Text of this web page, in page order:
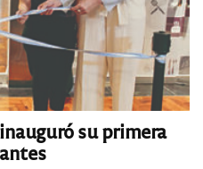
su primera